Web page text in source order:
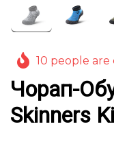
10 people
Чорап-
Skinners